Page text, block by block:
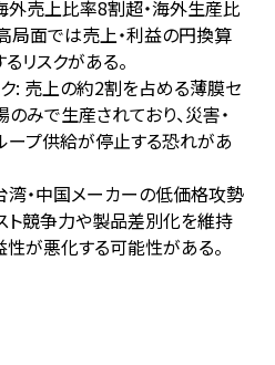
外売上比率8割超・海外生産比
局面では売上・利益の円換算
リスクがある。
: 売上の約2割を占める薄膜セ
みで生産されており、災害・
ープ供給が停止する恐れがあ
湾・中国メーカーの低価格攻勢
ト競争力や製品差別化を維持
が悪化する可能性がある。